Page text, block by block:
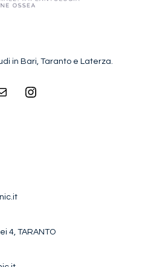
in Bari, Taranto e Laterza.
4, TARANTO